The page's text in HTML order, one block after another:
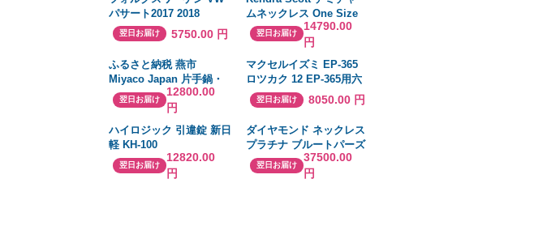
パサート2017 2018
POLO 2019 2020 ボラシ
ロッコビートル10ピン用
のヘッドライトスイッチ
オート光センサーPQプラ
翌日お届け 5750.00 円
ムネックレス One Size
並行輸入品
翌日お届け
14790.00
円
ふるさと納税 燕市
Miyaco Japan 片手鍋・
両手鍋2点セット
翌日お届け
12800.00
円
マクセルイズミ EP-365
ロツカク 12 EP-365用六
角ダイス組 12 EP365ロツ
カク12
翌日お届け 8050.00 円
ハイロジック 引違錠 新日
軽 KH-100
翌日お届け
12820.00
円
ダイヤモンド ネックレス
プラチナ ブルートパーズ
レディース 馬蹄 ペンダン
ト 0.1ct ペンダント ダイ
翌日お届け
37500.00
円